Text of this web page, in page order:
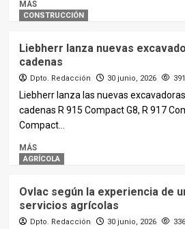
MÁS
CONSTRUCCIÓN
Liebherr lanza nuevas
cadenas
Dpto. Redacción 30 junio, 2026 391
Liebherr lanza las nuevas
cadenas R 915 Compact G8, R 917
Compact...
MÁS
AGRÍCOLA
Ovlac según la experiencia de
servicios agrícolas
Dpto. Redacción 30 junio, 2026 336